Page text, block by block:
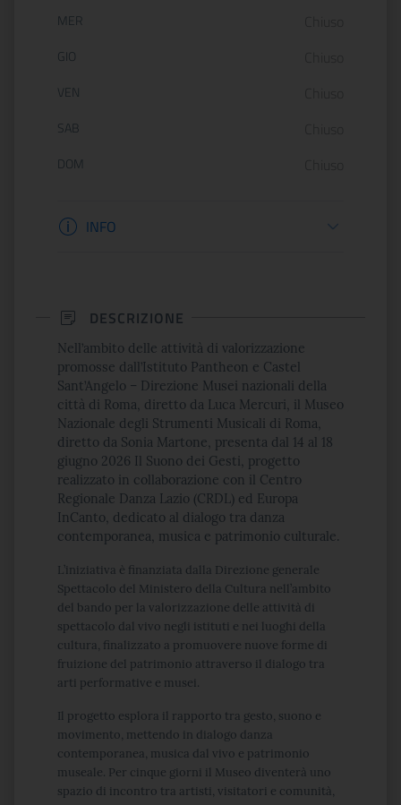
MER
GIO
VEN
SAB
DOM
Informazioni biglietteria
INFO
DESCRIZIONE
Nell’ambito delle attività di valorizzazione
promosse dall’Istituto Pantheon e Castel
Sant’Angelo – Direzione Musei nazionali della
città di Roma, diretto da Luca Mercuri, il Museo
Nazionale degli Strumenti Musicali di Roma,
diretto da Sonia Martone, presenta dal 14 al 18
giugno 2026 Il Suono dei Gesti, progetto
realizzato in collaborazione con il Centro
Regionale Danza Lazio (CRDL) ed Europa
InCanto, dedicato al dialogo tra danza
contemporanea, musica e patrimonio culturale.
L’iniziativa è finanziata dalla Direzione generale
Spettacolo del Ministero della Cultura nell’ambito
del bando per la valorizzazione delle attività di
spettacolo dal vivo negli istituti e nei luoghi della
cultura, finalizzato a promuovere nuove forme di
fruizione del patrimonio attraverso il dialogo tra
arti performative e musei.
Il progetto esplora il rapporto tra gesto, suono e
movimento, mettendo in dialogo danza
contemporanea, musica dal vivo e patrimonio
museale. Per cinque giorni il Museo diventerà uno
spazio di incontro tra artisti, visitatori e comunità,